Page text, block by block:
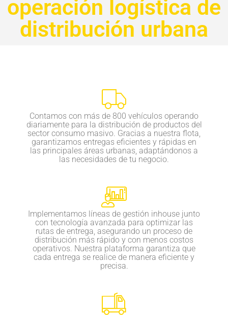
operación logística de
distribución urbana
Contamos con más de 800 vehículos operando
diariamente para la distribución de productos del
sector consumo masivo. Gracias a nuestra flota,
garantizamos entregas eficientes y rápidas en
las principales áreas urbanas, adaptándonos a
las necesidades de tu negocio.
Implementamos líneas de gestión inhouse junto
con tecnología avanzada para optimizar las
rutas de entrega, asegurando un proceso de
distribución más rápido y con menos costos
operativos. Nuestra plataforma garantiza que
cada entrega se realice de manera eficiente y
precisa.